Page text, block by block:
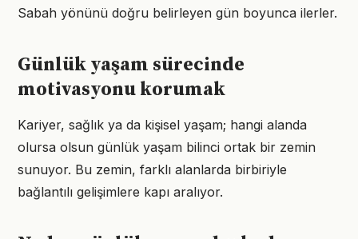
Sabah yönünü doğru belirleyen gün boyunca ilerler.
Günlük yaşam sürecinde
motivasyonu korumak
Kariyer, sağlık ya da kişisel yaşam; hangi alanda
olursa olsun günlük yaşam bilinci ortak bir zemin
sunuyor. Bu zemin, farklı alanlarda birbiriyle
bağlantılı gelişimlere kapı aralıyor.